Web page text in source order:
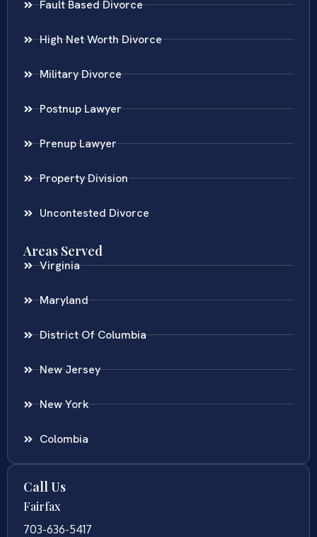
Fault Based Divorce
High Net Worth Divorce
Military Divorce
Postnup Lawyer
Prenup Lawyer
Property Division
Uncontested Divorce
Areas Served
Virginia
Maryland
District Of Columbia
New Jersey
New York
Colombia
Call Us
Fairfax
703-636-5417